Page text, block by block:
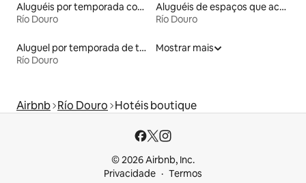
Aluguéis por temporada com cama de altura acessível
Río Douro
Aluguéis de espaços que aceitam animais de estimação
Río Douro
Aluguel por temporada de tendas
Río Douro
Mostrar mais
Airbnb Río Douro Hotéis boutique
© 2026 Airbnb, Inc.
Privacidade
Termos